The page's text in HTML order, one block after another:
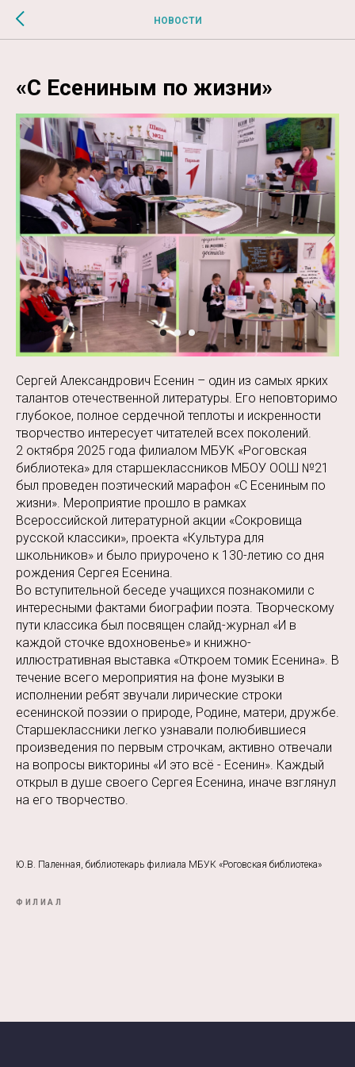
$MESSAGE$
НОВОСТИ
«С Есениным по жизни»
Сергей Александрович Есенин – один из самых ярких
талантов отечественной литературы. Его неповторимо
глубокое, полное сердечной теплоты и искренности
творчество интересует читателей всех поколений.
2 октября 2025 года филиалом МБУК «Роговская
библиотека» для старшеклассников МБОУ ООШ №21
был проведен поэтический марафон «С Есениным по
жизни». Мероприятие прошло в рамках
Всероссийской литературной акции «Сокровища
русской классики», проекта «Культура для
школьников» и было приурочено к 130-летию со дня
рождения Сергея Есенина.
Во вступительной беседе учащихся познакомили с
интересными фактами биографии поэта. Творческому
пути классика был посвящен слайд-журнал «И в
каждой сточке вдохновенье» и книжно-
иллюстративная выставка «Откроем томик Есенина». В
течение всего мероприятия на фоне музыки в
исполнении ребят звучали лирические строки
есенинской поэзии о природе, Родине, матери, дружбе.
Старшеклассники легко узнавали полюбившиеся
произведения по первым строчкам, активно отвечали
на вопросы викторины «И это всё - Есенин». Каждый
открыл в душе своего Сергея Есенина, иначе взглянул
на его творчество.
Ю.В. Паленная, библиотекарь филиала МБУК «Роговская библиотека»
ФИЛИАЛ